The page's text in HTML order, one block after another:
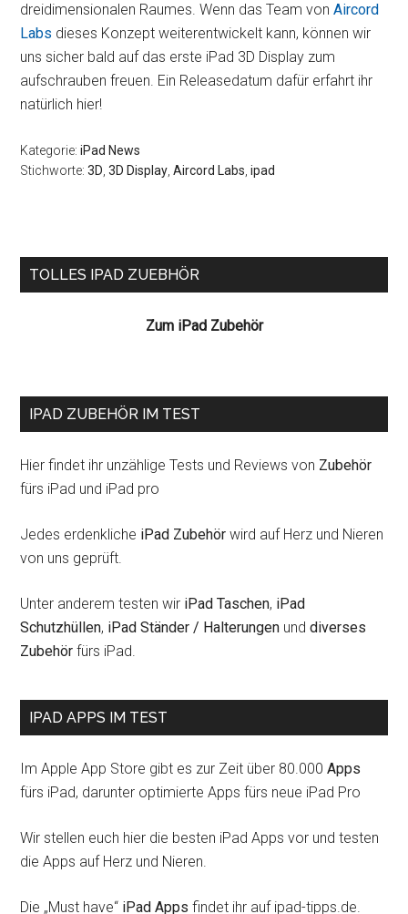
dreidimensionalen Raumes. Wenn das Team von Aircord
Labs dieses Konzept weiterentwickelt kann, können wir
uns sicher bald auf das erste iPad 3D Display zum
aufschrauben freuen. Ein Releasedatum dafür erfahrt ihr
natürlich hier!
Kategorie:iPad News
Stichworte:3D ,3D Display ,Aircord Labs ,ipad
Seitenspalte
TOLLES IPAD ZUEBHÖR
Zum iPad Zubehör
IPAD ZUBEHÖR IM TEST
Hier findet ihr unzählige Tests und Reviews von Zubehör
fürs iPad und iPad pro
Jedes erdenkliche iPad Zubehör wird auf Herz und Nieren
von uns geprüft.
Unter anderem testen wir iPad Taschen, iPad
Schutzhüllen, iPad Ständer / Halterungen unddiverses
Zubehör fürs iPad.
IPAD APPS IM TEST
Im Apple App Store gibt es zur Zeit über 80.000Apps
fürs iPad, darunter optimierte Apps fürs neue iPad Pro
Wir stellen euch hier die besten iPad Apps vor und testen
die Apps auf Herz und Nieren.
Die „Must have“ iPad Apps findet ihr auf ipad-tipps.de.